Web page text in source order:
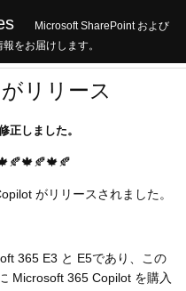
Microsoft SharePoint および
をお届けします。
リリース
正しました。
がリリースされました。
365 E3 と E5であり、この
Microsoft 365 Copilot を購入